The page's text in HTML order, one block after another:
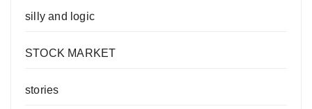
silly and logic
STOCK MARKET
stories